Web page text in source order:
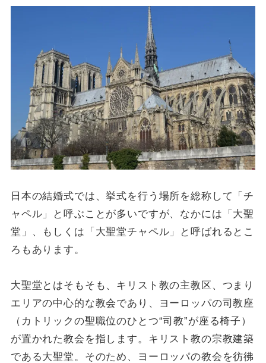
日本の結婚式では、挙式を行う場所を総称して「チ
ャペル」と呼ぶことが多いですが、なかには「大聖
堂」、もしくは「大聖堂チャペル」と呼ばれるとこ
ろもあります。
大聖堂とはそもそも、キリスト教の主教区、つまり
エリアの中心的な教会であり、ヨーロッパの司教座
（カトリックの聖職位のひとつ“司教”が座る椅子）
が置かれた教会を指します。キリスト教の宗教建築
である大聖堂。そのため、ヨーロッパの教会を彷彿